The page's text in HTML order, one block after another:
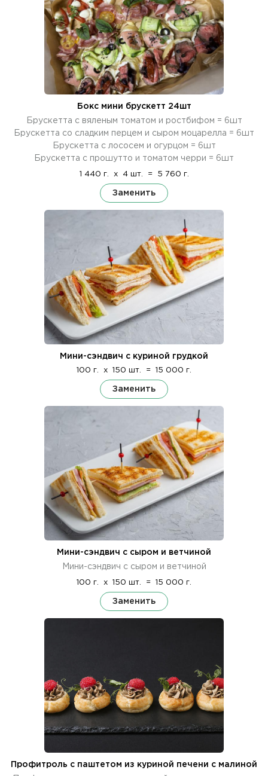
Бокс мини брускетт 24шт
Брускетта с вяленым томатом и ростбифом = 6шт
Брускетта со сладким перцем и сыром моцарелла = 6шт
Брускетта с лососем и огурцом = 6шт
Брускетта с прошутто и томатом черри = 6шт
1 440 г. x 4 шт. = 5 760 г.
Заменить
Мини-сэндвич с куриной грудкой
100 г. x 150 шт. = 15 000 г.
Заменить
Мини-сэндвич с сыром и ветчиной
Мини-сэндвич с сыром и ветчиной
100 г. x 150 шт. = 15 000 г.
Заменить
Профитроль с паштетом из куриной печени с малиной